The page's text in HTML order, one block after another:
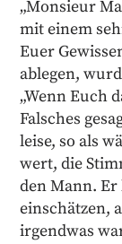
„Monsieur
mit einem
Euer
ablegen,
„Wenn Euch
Falsches
leise, so als
wert, die
den Mann.
einschätzen,
irgendwas